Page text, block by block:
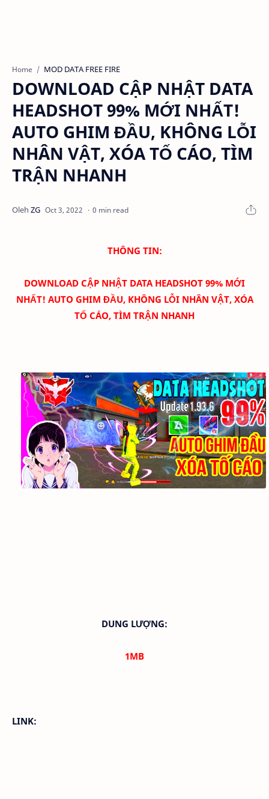
Home MOD DATA FREE FIRE
DOWNLOAD CẬP NHẬT DATA
HEADSHOT 99% MỚI NHẤT!
AUTO GHIM ĐẦU, KHÔNG LỖI
NHÂN VẬT, XÓA TỐ CÁO, TÌM
TRẬN NHANH
0 min read
THÔNG TIN:
DOWNLOAD CẬP NHẬT DATA HEADSHOT 99% MỚI
NHẤT! AUTO GHIM ĐẦU, KHÔNG LỖI NHÂN VẬT, XÓA
TỐ CÁO, TÌM TRẬN NHANH
DUNG LƯỢNG:
1MB
LINK: